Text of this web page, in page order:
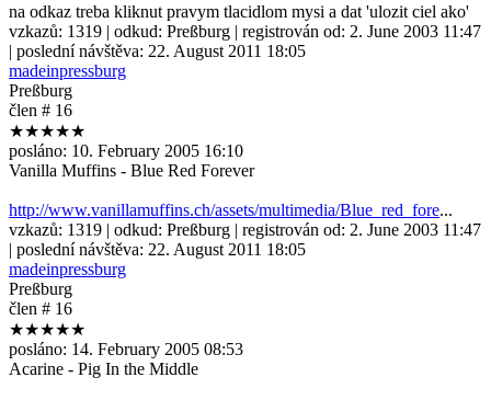
na odkaz treba kliknut pravym tlacidlom mysi a dat 'ulozit ciel ako'
vzkazů: 1319 | odkud: Preßburg | registrován od: 2. June 2003 11:47
| poslední návštěva: 22. August 2011 18:05
madeinpressburg
Preßburg
člen # 16
★★★★★
posláno: 10. February 2005 16:10
Vanilla Muffins - Blue Red Forever
http://www.vanillamuffins.ch/assets/multimedia/Blue_red_fore...
vzkazů: 1319 | odkud: Preßburg | registrován od: 2. June 2003 11:47
| poslední návštěva: 22. August 2011 18:05
madeinpressburg
Preßburg
člen # 16
★★★★★
posláno: 14. February 2005 08:53
Acarine - Pig In the Middle